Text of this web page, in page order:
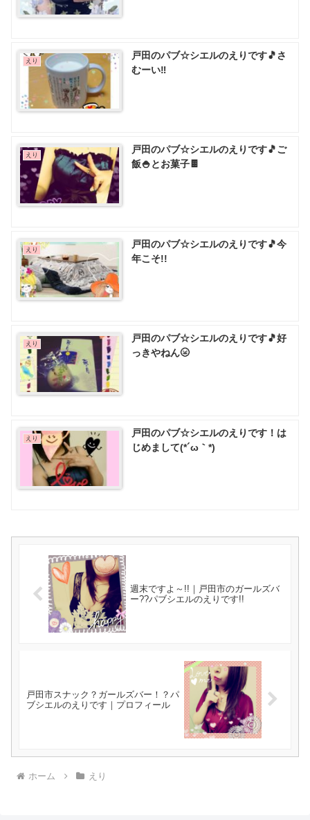
えり
戸田のパブ☆シエルのえりです🎵さ
むーい‼️
えり
戸田のパブ☆シエルのえりです🎵ご
飯🍚とお菓子🍫
えり
戸田のパブ☆シエルのえりです🎵今
年こそ!!
えり
戸田のパブ☆シエルのえりです🎵好
っきやねん🌝
えり
戸田のパブ☆シエルのえりです！は
じめまして(*´ω｀*)
週末ですよ～!!｜戸田市のガールズバ
ー??パブシエルのえりです!!
戸田市スナック？ガールズバー！？パ
ブシエルのえりです｜プロフィール
ホーム えり